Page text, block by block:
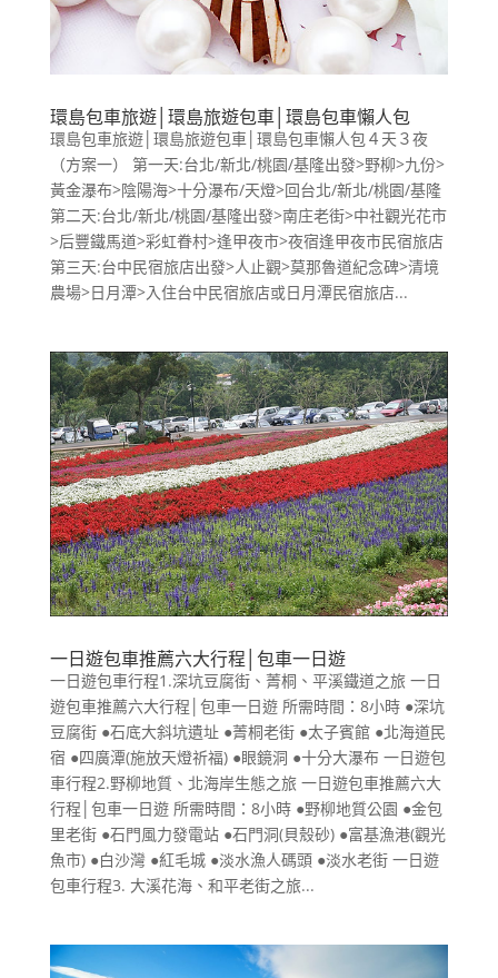
環島包車旅遊│環島旅遊包車│環島包車懶人包
環島包車旅遊│環島旅遊包車│環島包車懶人包４天３夜
（方案一） 第一天:台北/新北/桃園/基隆出發>野柳>九份>
黃金瀑布>陰陽海>十分瀑布/天燈>回台北/新北/桃園/基隆
第二天:台北/新北/桃園/基隆出發>南庄老街>中社觀光花市
>后豐鐵馬道>彩虹眷村>逢甲夜市>夜宿逢甲夜市民宿旅店
第三天:台中民宿旅店出發>人止觀>莫那魯道紀念碑>清境
農場>日月潭>入住台中民宿旅店或日月潭民宿旅店...
一日遊包車推薦六大行程│包車一日遊
一日遊包車行程1.深坑豆腐街、菁桐、平溪鐵道之旅 一日
遊包車推薦六大行程│包車一日遊 所需時間：8小時 ●深坑
豆腐街 ●石底大斜坑遺址 ●菁桐老街 ●太子賓館 ●北海道民
宿 ●四廣潭(施放天燈祈福) ●眼鏡洞 ●十分大瀑布 一日遊包
車行程2.野柳地質、北海岸生態之旅 一日遊包車推薦六大
行程│包車一日遊 所需時間：8小時 ●野柳地質公園 ●金包
里老街 ●石門風力發電站 ●石門洞(貝殼砂) ●富基漁港(觀光
魚市) ●白沙灣 ●紅毛城 ●淡水漁人碼頭 ●淡水老街 一日遊
包車行程3. 大溪花海、和平老街之旅...